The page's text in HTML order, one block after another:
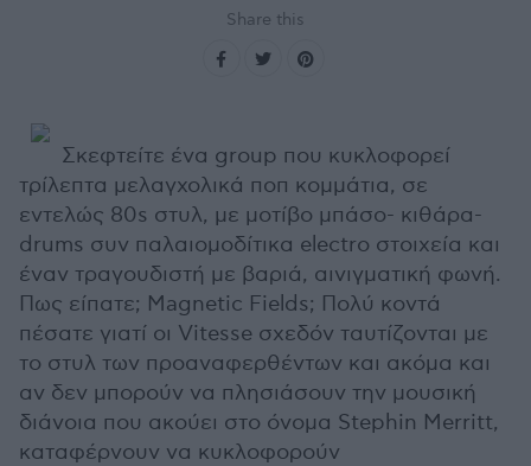
Share this
Σκεφτείτε ένα group που κυκλοφορεί
τρίλεπτα μελαγχολικά ποπ κομμάτια, σε
εντελώς 80s στυλ, με μοτίβο μπάσο- κιθάρα-
drums συν παλαιομοδίτικα electro στοιχεία και
έναν τραγουδιστή με βαριά, αινιγματική φωνή.
Πως είπατε; Magnetic Fields; Πολύ κοντά
πέσατε γιατί οι Vitesse σχεδόν ταυτίζονται με
το στυλ των προαναφερθέντων και ακόμα και
αν δεν μπορούν να πλησιάσουν την μουσική
διάνοια που ακούει στο όνομα Stephin Merritt,
καταφέρνουν να κυκλοφορούν